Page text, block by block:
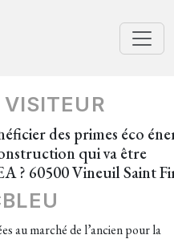
des primes éco
qui va être
? 60500 Vineuil Saint
au marché de l’ancien pour la